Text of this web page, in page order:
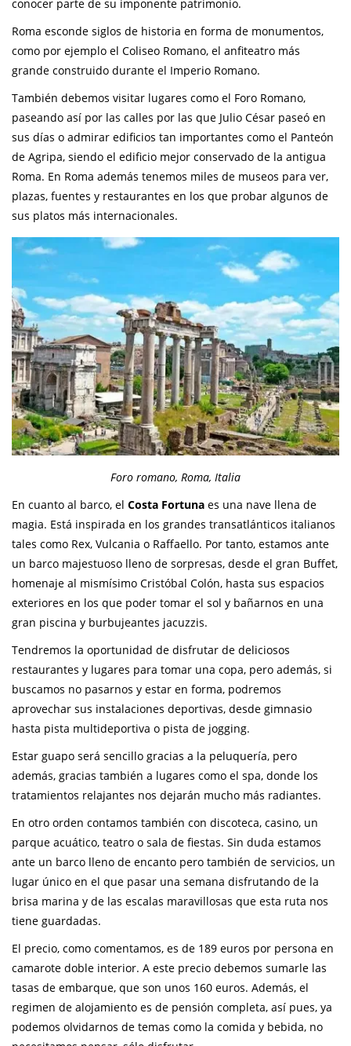
conocer parte de su imponente patrimonio.
Roma esconde siglos de historia en forma de monumentos,
como por ejemplo el Coliseo Romano, el anfiteatro más
grande construido durante el Imperio Romano.
También debemos visitar lugares como el Foro Romano,
paseando así por las calles por las que Julio César paseó en
sus días o admirar edificios tan importantes como el Panteón
de Agripa, siendo el edificio mejor conservado de la antigua
Roma. En Roma además tenemos miles de museos para ver,
plazas, fuentes y restaurantes en los que probar algunos de
sus platos más internacionales.
Foro romano, Roma, Italia
En cuanto al barco, el Costa Fortuna es una nave llena de
magia. Está inspirada en los grandes transatlánticos italianos
tales como Rex, Vulcania o Raffaello. Por tanto, estamos ante
un barco majestuoso lleno de sorpresas, desde el gran Buffet,
homenaje al mismísimo Cristóbal Colón, hasta sus espacios
exteriores en los que poder tomar el sol y bañarnos en una
gran piscina y burbujeantes jacuzzis.
Tendremos la oportunidad de disfrutar de deliciosos
restaurantes y lugares para tomar una copa, pero además, si
buscamos no pasarnos y estar en forma, podremos
aprovechar sus instalaciones deportivas, desde gimnasio
hasta pista multideportiva o pista de jogging.
Estar guapo será sencillo gracias a la peluquería, pero
además, gracias también a lugares como el spa, donde los
tratamientos relajantes nos dejarán mucho más radiantes.
En otro orden contamos también con discoteca, casino, un
parque acuático, teatro o sala de fiestas. Sin duda estamos
ante un barco lleno de encanto pero también de servicios, un
lugar único en el que pasar una semana disfrutando de la
brisa marina y de las escalas maravillosas que esta ruta nos
tiene guardadas.
El precio, como comentamos, es de 189 euros por persona en
camarote doble interior. A este precio debemos sumarle las
tasas de embarque, que son unos 160 euros. Además, el
regimen de alojamiento es de pensión completa, así pues, ya
podemos olvidarnos de temas como la comida y bebida, no